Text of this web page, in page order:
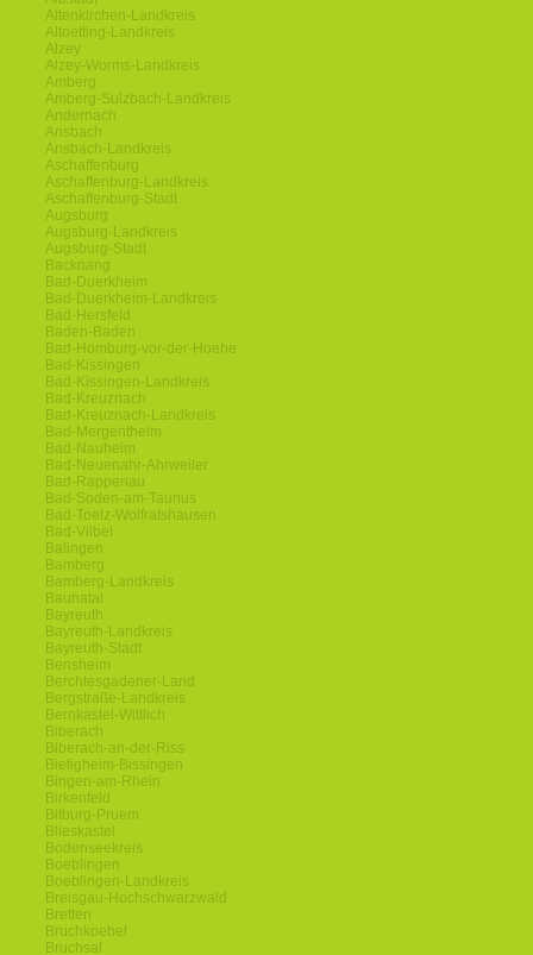
Altenkirchen-Landkreis
Altoetting-Landkreis
Alzey
Alzey-Worms-Landkreis
Amberg
Amberg-Sulzbach-Landkreis
Andernach
Ansbach
Ansbach-Landkreis
Aschaffenburg
Aschaffenburg-Landkreis
Aschaffenburg-Stadt
Augsburg
Augsburg-Landkreis
Augsburg-Stadt
Backnang
Bad-Duerkheim
Bad-Duerkheim-Landkreis
Bad-Hersfeld
Baden-Baden
Bad-Homburg-vor-der-Hoehe
Bad-Kissingen
Bad-Kissingen-Landkreis
Bad-Kreuznach
Bad-Kreuznach-Landkreis
Bad-Mergentheim
Bad-Nauheim
Bad-Neuenahr-Ahrweiler
Bad-Rappenau
Bad-Soden-am-Taunus
Bad-Toelz-Wolfratshausen
Bad-Vilbel
Balingen
Bamberg
Bamberg-Landkreis
Baunatal
Bayreuth
Bayreuth-Landkreis
Bayreuth-Stadt
Bensheim
Berchtesgadener-Land
Bergstraße-Landkreis
Bernkastel-Wittlich
Biberach
Biberach-an-der-Riss
Bietigheim-Bissingen
Bingen-am-Rhein
Birkenfeld
Bitburg-Pruem
Blieskastel
Bodenseekreis
Boeblingen
Boeblingen-Landkreis
Breisgau-Hochschwarzwald
Bretten
Bruchkoebel
Bruchsal